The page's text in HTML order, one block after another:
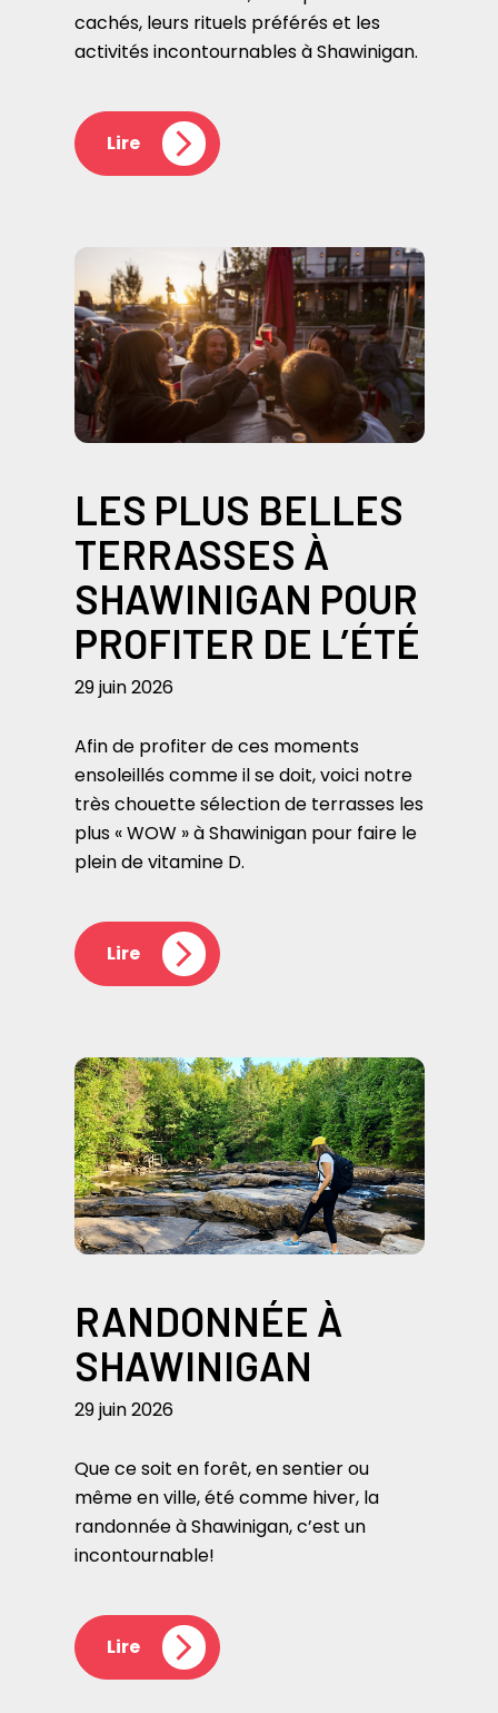
cachés, leurs rituels préférés et les
activités incontournables à Shawinigan.
Lire
LES PLUS BELLES
TERRASSES À
SHAWINIGAN POUR
PROFITER DE L’ÉTÉ
29 juin 2026
Afin de profiter de ces moments
ensoleillés comme il se doit, voici notre
très chouette sélection de terrasses les
plus « WOW » à Shawinigan pour faire le
plein de vitamine D.
Lire
RANDONNÉE À
SHAWINIGAN
29 juin 2026
Que ce soit en forêt, en sentier ou
même en ville, été comme hiver, la
randonnée à Shawinigan, c’est un
incontournable!
Lire